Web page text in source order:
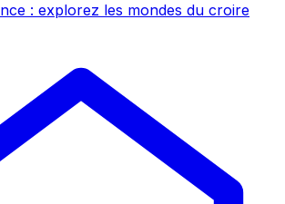
: explorez les mondes du croire